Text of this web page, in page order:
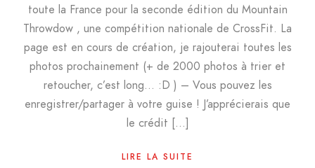
toute la France pour la seconde édition du Mountain
Throwdow , une compétition nationale de CrossFit. La
page est en cours de création, je rajouterai toutes les
photos prochainement (+ de 2000 photos à trier et
retoucher, c’est long… :D ) – Vous pouvez les
enregistrer/partager à votre guise ! J’apprécierais que
le crédit […]
LIRE LA SUITE